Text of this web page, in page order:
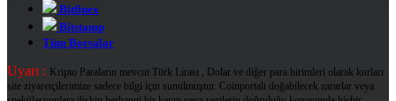
Bitfinex
Bitstamp
Tüm Borsalar
Uyarı : Kripto Paraların mevcut Türk Lirası , Dolar ve diğer para birimleri olarak kurları
site ziyaretçilerimize sadece bilgi için sunulmuştur. Coinportali doğabilecek zararlar veya